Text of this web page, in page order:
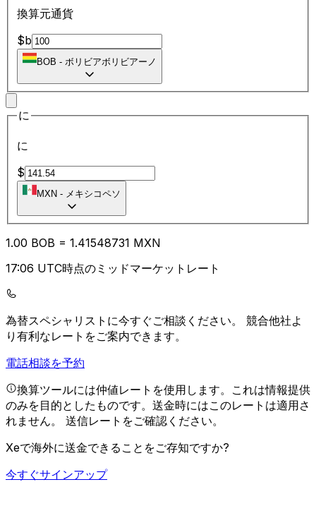
換算元通貨
$b
BOB - ボリビアボリビアーノ
に
に
$
MXN - メキシコペソ
1.00 BOB = 1.41548731 MXN
17:06 UTC時点のミッドマーケットレート
為替スペシャリストに今すぐご相談ください。 競合他社よ
り有利なレートをご案内できます。
電話相談を予約
換算ツールには仲値レートを使用します。これは情報提供
のみを目的としたものです。送金時にはこのレートは適用さ
れません。 送信レートをご確認ください。
Xeで海外に送金できることをご存知ですか?
今すぐサインアップ